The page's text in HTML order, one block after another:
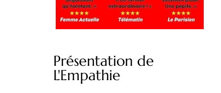
Présentation de
L'Empathie